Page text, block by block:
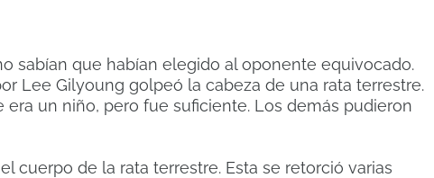
sabían que habían elegido al oponente equivocado.
Lee Gilyoung golpeó la cabeza de una rata terrestre.
un niño, pero fue suficiente. Los demás pudieron
cuerpo de la rata terrestre. Esta se retorció varias